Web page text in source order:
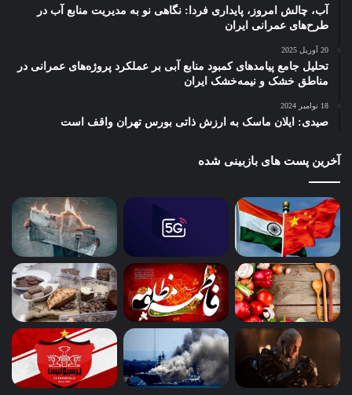
آب، چالش امروز، پایداری فردا: نگاهی نو به مدیریت منابع آب در
طرح‌های عمرانی ایران
20 آوریل 2025
تحلیل جامع پیامدهای کمبود منابع آبی بر عملکرد پروژه‌های عمرانی در
مناطق خشک و نیمه‌خشک ایران
18 نوامبر 2024
صیدی: ایلان ماسک به ارزش ذاتی بورس تهران واقف است
آخرین پست های بازبینی شده